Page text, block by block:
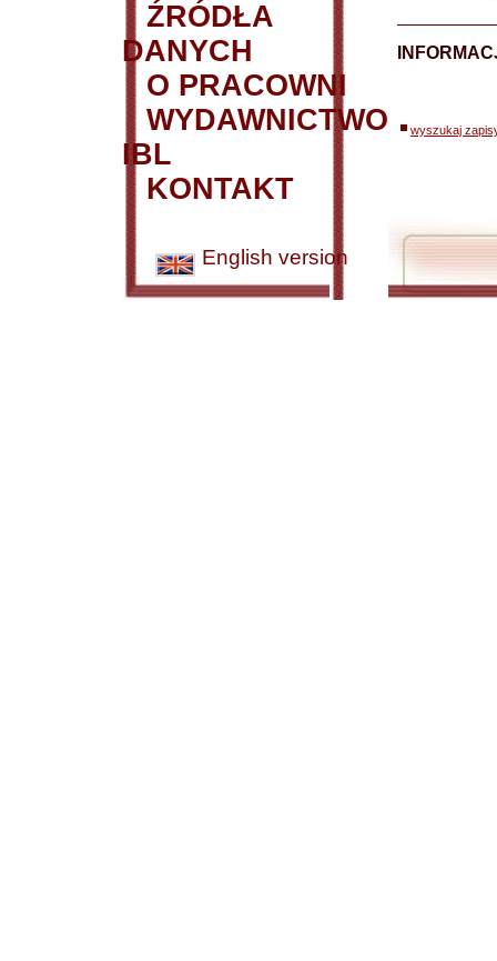
ŹRÓDŁA
DANYCH
O PRACOWNI
WYDAWNICTWO
IBL
KONTAKT
English version
wyszukaj